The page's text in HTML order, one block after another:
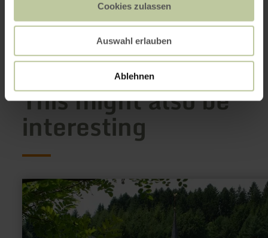
Cookies zulassen
Auswahl erlauben
Ablehnen
Plan your arrival
Show on map
This might also be
interesting
learn
more
about:
Clara-
Viebig-
Zentrum